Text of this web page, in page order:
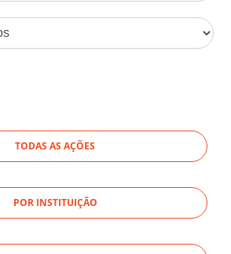
TODAS AS AÇÕES
POR INSTITUIÇÃO